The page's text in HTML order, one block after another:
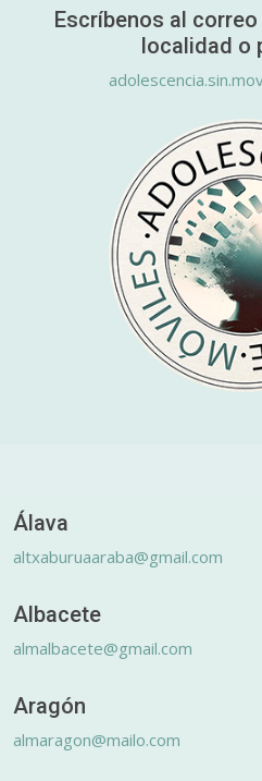
Escríbenos al
localidad o
Álava
altxaburuaaraba@gmail.com
Albacete
almalbacete@gmail.com
Aragón
almaragon@mailo.com